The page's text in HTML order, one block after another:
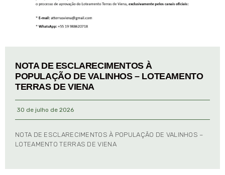
NOTA DE ESCLARECIMENTOS À
POPULAÇÃO DE VALINHOS – LOTEAMENTO
TERRAS DE VIENA
30 de julho de 2026
NOTA DE ESCLARECIMENTOS À POPULAÇÃO DE VALINHOS –
LOTEAMENTO TERRAS DE VIENA